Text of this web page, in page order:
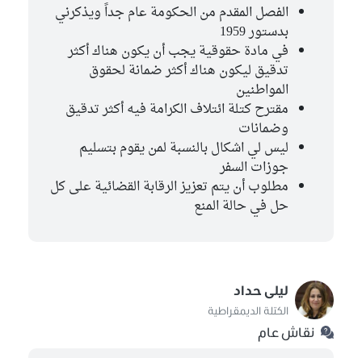
الفصل المقدم من الحكومة عام جداً ويذكرني
بدستور 1959
في مادة حقوقية يجب أن يكون هناك أكثر
تدقيق ليكون هناك أكثر ضمانة لحقوق
المواطنين
مقترح كتلة ائتلاف الكرامة فيه أكثر تدقيق
وضمانات
ليس لي اشكال بالنسبة لمن يقوم بتسليم
جوزات السفر
مطلوب أن يتم تعزيز الرقابة القضائية على كل
حل في حالة المنع
ليلى حداد
الكتلة الديمقراطية
نقاش عام